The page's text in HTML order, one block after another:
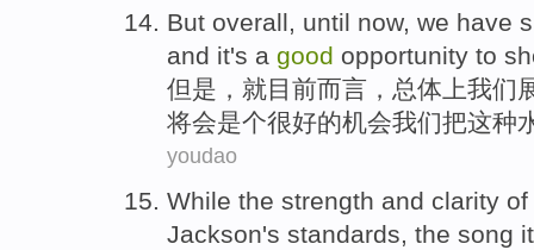
But overall, until now, we have
and it's a good opportunity to
但是 ，就目前而言， 总体 上我们
将会是个很好的机会我们把这种
youdao
While the strength and clarity of
Jackson's standards, the song